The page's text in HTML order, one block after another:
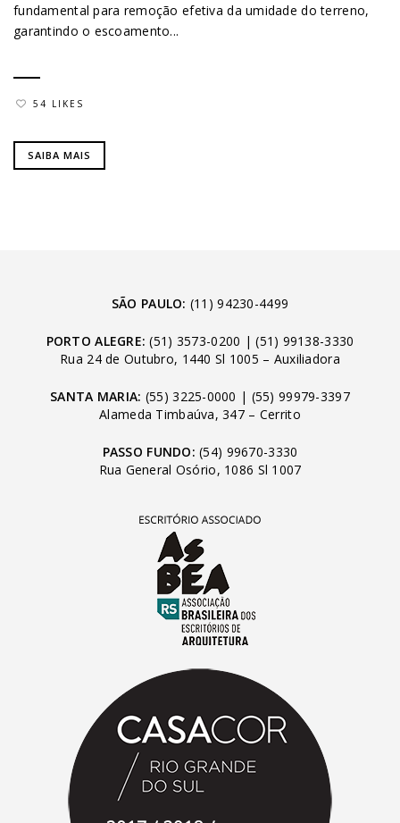
fundamental para remoção efetiva da umidade do terreno,
garantindo o escoamento...
54 LIKES
SAIBA MAIS
SÃO PAULO: (11) 94230-4499
PORTO ALEGRE: (51) 3573-0200 |(51) 99138-3330
Rua 24 de Outubro, 1440 Sl 1005 – Auxiliadora
SANTA MARIA: (55) 3225-0000 | (55) 99979-3397
Alameda Timbaúva, 347 – Cerrito
PASSO FUNDO: (54) 99670-3330
Rua General Osório, 1086 Sl 1007